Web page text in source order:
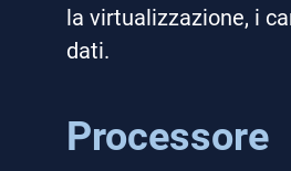
la virtualizzazione, i
dati.
Processore